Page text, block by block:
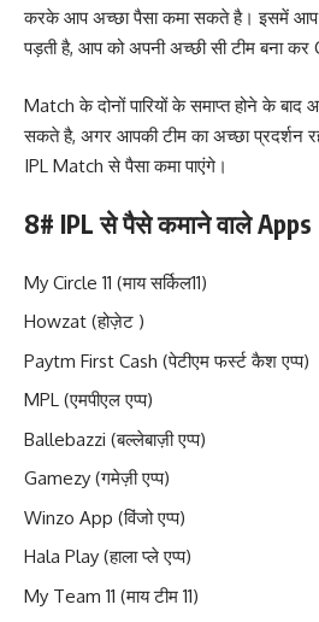
करके आप अच्छा पैसा कमा सकते है। इसमें आप
पड़ती है, आप को अपनी अच्छी सी टीम बना
Match के दोनों पारियों के समाप्त होने के
सकते है, अगर आपकी टीम का अच्छा प्रदर्शन
IPL Match से पैसा कमा पाएंगे।
8# IPL से पैसे कमाने वाले Apps
My Circle 11 (माय सर्किल11)
Howzat (होज़ेट )
Paytm First Cash (पेटीएम फर्स्ट कैश एप्प)
MPL (एमपीएल एप्प)
Ballebazzi (बल्लेबाज़ी एप्प)
Gamezy (गमेज़ी एप्प)
Winzo App (विंजो एप्प)
Hala Play (हाला प्ले एप्प)
My Team 11 (माय टीम 11)